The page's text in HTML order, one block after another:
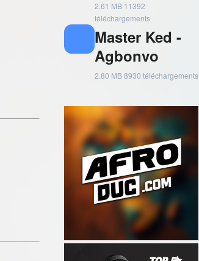
2.61 MB 11392
téléchargements
Master Ked -
Agbonvo
2.80 MB8930 téléchargements